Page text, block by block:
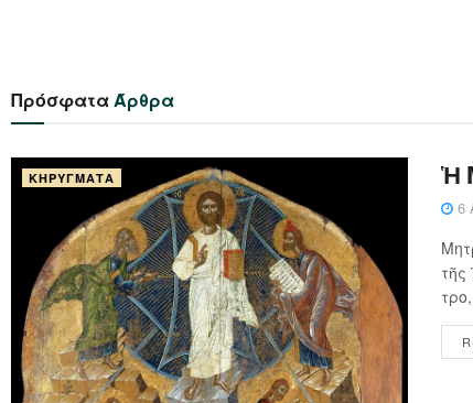
Πρόσφατα Άρθρα
ΚΗΡΎΓΜΑΤΑ Ἡ
6